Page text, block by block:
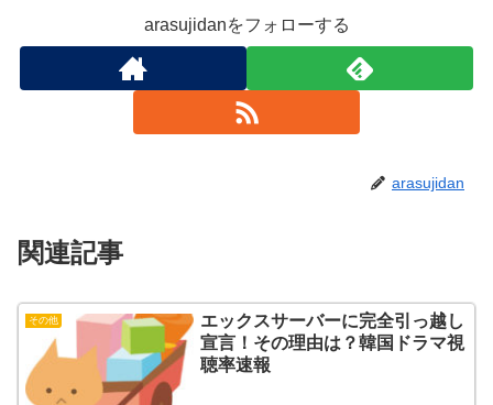
arasujidanをフォローする
arasujidan
関連記事
その他
エックスサーバーに完全引っ越し
宣言！その理由は？韓国ドラマ視
聴率速報